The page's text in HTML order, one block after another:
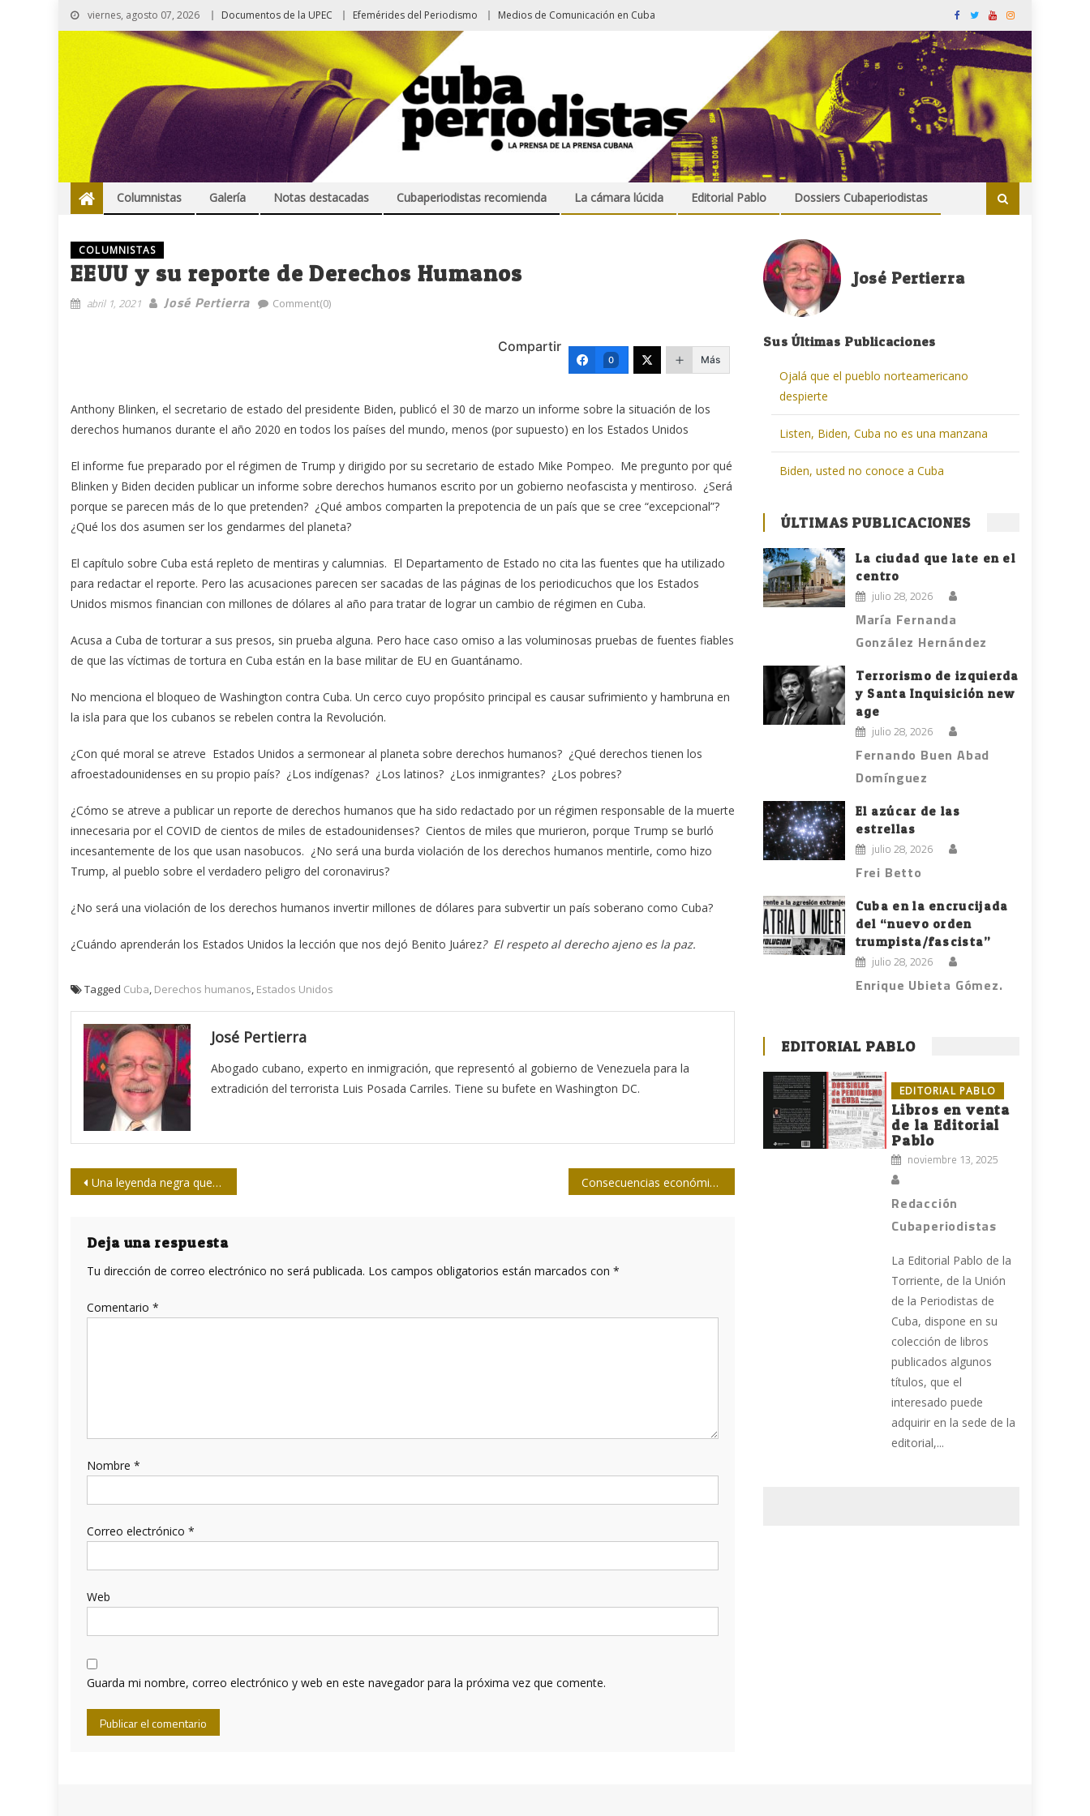
viernes, agosto 07, 2026 Documentos de la UPEC Efemérides del Periodismo Medios de Comunicación en Cuba
Columnistas Galería Notas destacadas Cubaperiodistas recomienda La cámara lúcida Editorial Pablo Dossiers Cubaperiodistas
COLUMNISTAS
EEUU y su reporte de Derechos Humanos
abril 1, 2021 José Pertierra Comment(0)
Compartir
0 Más
Anthony Blinken, el secretario de estado del presidente Biden, publicó el 30 de marzo un informe sobre la situación de los
derechos humanos durante el año 2020 en todos los países del mundo, menos (por supuesto) en los Estados Unidos
El informe fue preparado por el régimen de Trump y dirigido por su secretario de estado Mike Pompeo. Me pregunto por qué
Blinken y Biden deciden publicar un informe sobre derechos humanos escrito por un gobierno neofascista y mentiroso. ¿Será
porque se parecen más de lo que pretenden? ¿Qué ambos comparten la prepotencia de un país que se cree “excepcional”?
¿Qué los dos asumen ser los gendarmes del planeta?
El capítulo sobre Cuba está repleto de mentiras y calumnias. El Departamento de Estado no cita las fuentes que ha utilizado
para redactar el reporte. Pero las acusaciones parecen ser sacadas de las páginas de los periodicuchos que los Estados
Unidos mismos financian con millones de dólares al año para tratar de lograr un cambio de régimen en Cuba.
Acusa a Cuba de torturar a sus presos, sin prueba alguna. Pero hace caso omiso a las voluminosas pruebas de fuentes fiables
de que las víctimas de tortura en Cuba están en la base militar de EU en Guantánamo.
No menciona el bloqueo de Washington contra Cuba. Un cerco cuyo propósito principal es causar sufrimiento y hambruna en
la isla para que los cubanos se rebelen contra la Revolución.
¿Con qué moral se atreve Estados Unidos a sermonear al planeta sobre derechos humanos? ¿Qué derechos tienen los
afroestadounidenses en su propio país? ¿Los indígenas? ¿Los latinos? ¿Los inmigrantes? ¿Los pobres?
¿Cómo se atreve a publicar un reporte de derechos humanos que ha sido redactado por un régimen responsable de la muerte
innecesaria por el COVID de cientos de miles de estadounidenses? Cientos de miles que murieron, porque Trump se burló
incesantemente de los que usan nasobucos. ¿No será una burda violación de los derechos humanos mentirle, como hizo
Trump, al pueblo sobre el verdadero peligro del coronavirus?
¿No será una violación de los derechos humanos invertir millones de dólares para subvertir un país soberano como Cuba?
¿Cuándo aprenderán los Estados Unidos la lección que nos dejó Benito Juárez? El respeto al derecho ajeno es la paz.
Tagged Cuba, Derechos humanos, Estados Unidos
José Pertierra
Abogado cubano, experto en inmigración, que representó al gobierno de Venezuela para la
extradición del terrorista Luis Posada Carriles. Tiene su bufete en Washington DC.
Navegación
entradas
Una leyenda negra que afecta a todos Consecuencias económicas y culturales del cinismo imperial (+Video)
Deja una respuesta
Tu dirección de correo electrónico no será publicada. Los campos obligatorios están marcados con *
Comentario *
Nombre *
Correo electrónico *
Web
Guarda mi nombre, correo electrónico y web en este navegador para la próxima vez que comente.
José Pertierra
Sus Últimas Publicaciones
Ojalá que el pueblo norteamericano
despierte
Listen, Biden, Cuba no es una manzana
Biden, usted no conoce a Cuba
ÚLTIMAS PUBLICACIONES
La ciudad que late en el
centro
julio 28, 2026
María Fernanda
González Hernández
Terrorismo de izquierda
y Santa Inquisición new
age
julio 28, 2026
Fernando Buen Abad
Domínguez
El azúcar de las
estrellas
julio 28, 2026
Frei Betto
Cuba en la encrucijada
del “nuevo orden
trumpista/fascista”
julio 28, 2026
Enrique Ubieta Gómez.
EDITORIAL PABLO
EDITORIAL PABLO
Libros en venta
de la Editorial
Pablo
noviembre 13, 2025
Redacción
Cubaperiodistas
La Editorial Pablo de la
Torriente, de la Unión
de la Periodistas de
Cuba, dispone en su
colección de libros
publicados algunos
títulos, que el
interesado puede
adquirir en la sede de la
editorial,...